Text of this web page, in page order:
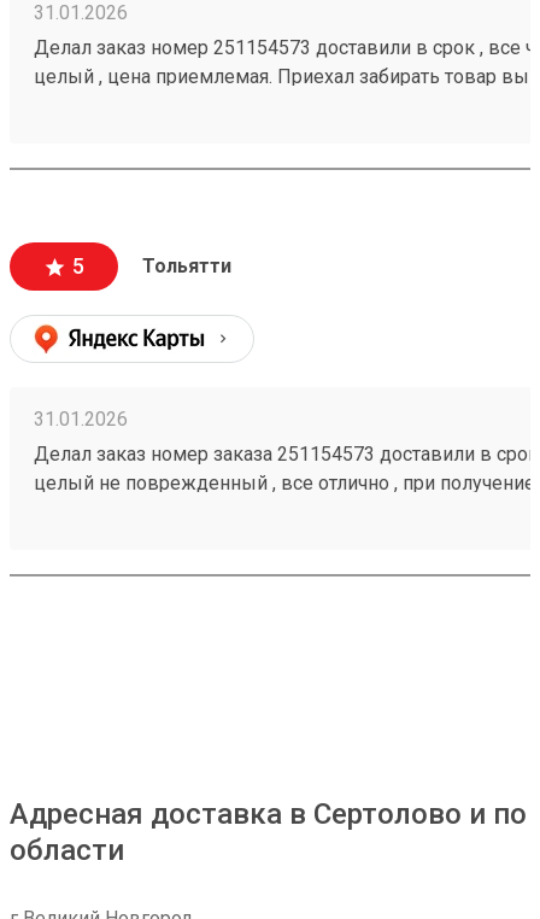
31.01.2026
Делал заказ номер 251154573 доставили в срок , все
целый , цена приемлемая. Приехал забирать товар
5 Тольятти
31.01.2026
Делал заказ номер заказа 251154573 доставили в
целый не поврежденный , все отлично , при
Адресная доставка в Сертолово и по
области